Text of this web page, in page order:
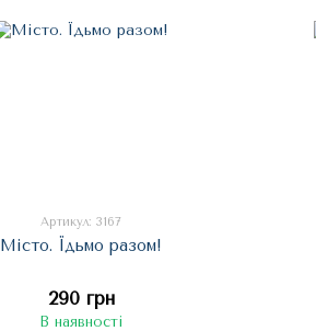
Артикул: 3167
Місто. Їдьмо разом!
290 грн
В наявності